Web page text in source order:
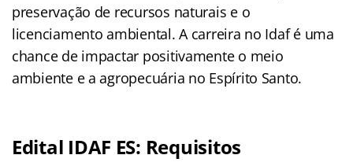
preservação de recursos naturais e o
licenciamento ambiental. A carreira no Idaf é uma
chance de impactar positivamente o meio
ambiente e a agropecuária no Espírito Santo.
Edital IDAF ES: Requisitos